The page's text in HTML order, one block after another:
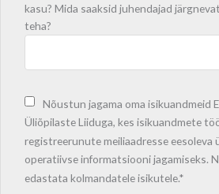
kasu? Mida saaksid juhendajad
teha?
Nõustun jagama oma isikuandmeid
Üliõpilaste Liiduga, kes isikuandmete
registreerunute meiliaadresse eesoleva
operatiivse informatsiooni jagamiseks.
edastata kolmandatele isikutele.*